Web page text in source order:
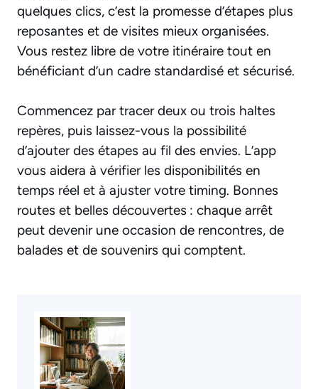
quelques clics, c’est la promesse d’étapes plus
reposantes et de visites mieux organisées.
Vous restez libre de votre itinéraire tout en
bénéficiant d’un cadre standardisé et sécurisé.
Commencez par tracer deux ou trois haltes
repères, puis laissez-vous la possibilité
d’ajouter des étapes au fil des envies. L’app
vous aidera à vérifier les disponibilités en
temps réel et à ajuster votre timing. Bonnes
routes et belles découvertes : chaque arrêt
peut devenir une occasion de rencontres, de
balades et de souvenirs qui comptent.